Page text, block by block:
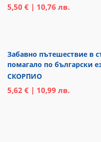
5,50 € | 10,76 лв.
Забавно пътешествие в
помагало по български
СКОРПИО
5,62 € | 10,99 лв.